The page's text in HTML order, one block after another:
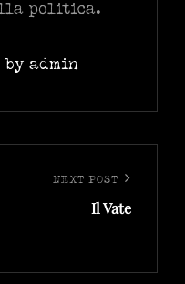
politica.
admin
NEXT POST
Il Vate